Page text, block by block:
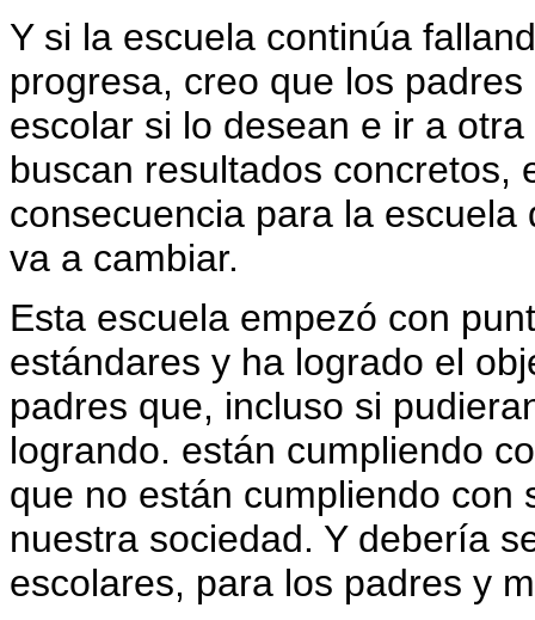
Y si la escuela continúa
progresa, creo que los
escolar si lo desean e ir a
buscan resultados concretos,
consecuencia para la
va a cambiar.
Esta escuela empezó con
estándares y ha logrado el
padres que, incluso si
logrando. están cumpliendo
que no están cumpliendo con
nuestra sociedad. Y debería
escolares, para los padres y